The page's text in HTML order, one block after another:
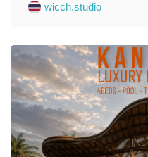
wicch.studio